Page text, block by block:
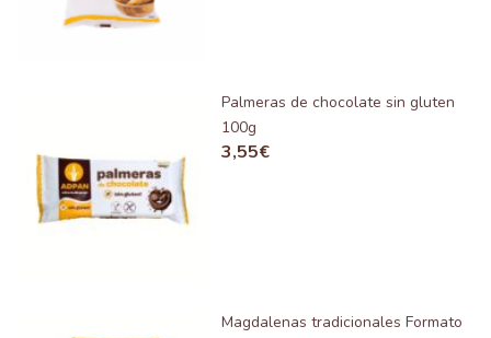
Palmeras de chocolate sin gluten
100g
3,55€
Magdalenas tradicionales Formato